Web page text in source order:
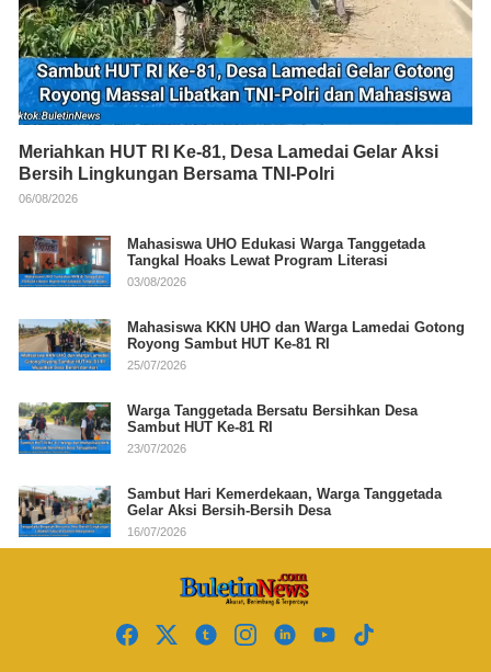
Meriahkan HUT RI Ke-81, Desa Lamedai Gelar Aksi
Bersih Lingkungan Bersama TNI-Polri
06/08/2026
Mahasiswa UHO Edukasi Warga Tanggetada
Tangkal Hoaks Lewat Program Literasi
03/08/2026
Mahasiswa KKN UHO dan Warga Lamedai Gotong
Royong Sambut HUT Ke-81 RI
25/07/2026
Warga Tanggetada Bersatu Bersihkan Desa
Sambut HUT Ke-81 RI
23/07/2026
Sambut Hari Kemerdekaan, Warga Tanggetada
Gelar Aksi Bersih-Bersih Desa
16/07/2026